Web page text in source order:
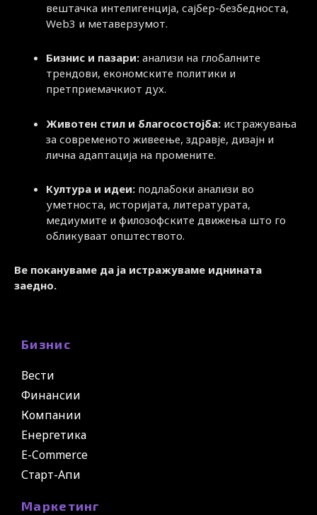
вештачка интелигенција, сајбер-безбедноста,
Web3 и метаверзумот.
Бизнис и пазари: анализи на глобалните
трендови, економските политики и
претприемачкиот дух.
Животен стил и благосостојба: истражувања
за современото живеење, здравје, дизајн и
лична адаптација на промените.
Култура и идеи: подлабоки анализи во
уметноста, историјата, литературата,
медиумите и филозофските движења што го
обликуваат општеството.
Ве покануваме да ја истражуваме иднината
заедно.
Бизнис
Вести
Финансии
Компании
Енергетика
E-Commerce
Старт-Апи
Маркетинг